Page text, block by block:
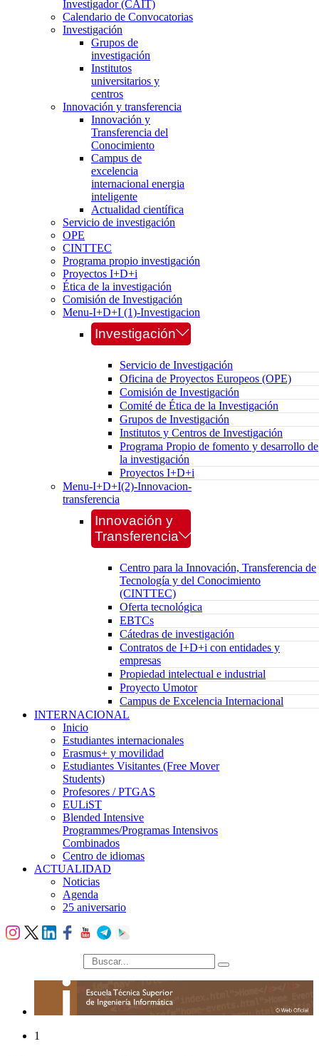
Investigador (CAIT)
Calendario de Convocatorias
Investigación
Grupos de
investigación
Institutos
universitarios y
centros
Innovación y transferencia
Innovación y
Transferencia del
Conocimiento
Campus de
excelencia
internacional energia
inteligente
Actualidad científica
Servicio de investigación
OPE
CINTTEC
Programa propio investigación
Proyectos I+D+i
Ética de la investigación
Comisión de Investigación
Menu-I+D+I (1)-Investigacion
Investigación
Servicio de Investigación
Oficina de Proyectos Europeos (OPE)
Comisión de Investigación
Comité de Ética de la Investigación
Grupos de Investigación
Institutos y Centros de Investigación
Programa Propio de fomento y desarrollo de
la investigación
Proyectos I+D+i
Menu-I+D+I(2)-Innovacion-
transferencia
Innovación y
Transferencia
Centro para la Innovación, Transferencia de
Tecnología y del Conocimiento
(CINTTEC)
Oferta tecnológica
EBTCs
Cátedras de investigación
Contratos de I+D+i con entidades y
empresas
Propiedad intelectual e industrial
Proyecto Umotor
Campus de Excelencia Internacional
INTERNACIONAL
Inicio
Estudiantes internacionales
Erasmus+ y movilidad
Estudiantes Visitantes (Free Mover
Students)
Profesores / PTGAS
EULiST
Blended Intensive
Programmes/Programas Intensivos
Combinados
Centro de idiomas
ACTUALIDAD
Noticias
Agenda
25 aniversario
búsqueda
1